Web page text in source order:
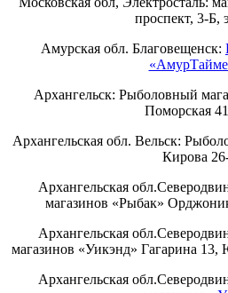
проспект, 3-Б,
Амурская обл. Благовещенск:
Архангельск: Рыболовный
Поморская
Архангельская обл. Вельск:
Кирова
Архангельская
магазинов «Рыбак»
Архангельская
магазинов «Уикэнд» Гагарина
Архангельская